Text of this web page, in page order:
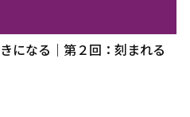
になる｜第２回：刻まれる